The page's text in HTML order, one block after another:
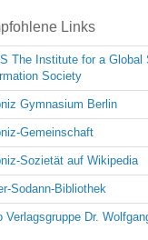
Links
The Institute for a Global
Society
Gymnasium Berlin
Gemeinschaft
Sozietät auf Wikipedia
Sodann-Bibliothek
Verlagsgruppe Dr.